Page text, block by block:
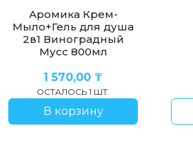
Аромика Крем-
Мыло+Гель для душа
2в1 Виноградный
Мусс 800мл
1 570,00 ₸
ОСТАЛОСЬ 1 ШТ.
В корзину